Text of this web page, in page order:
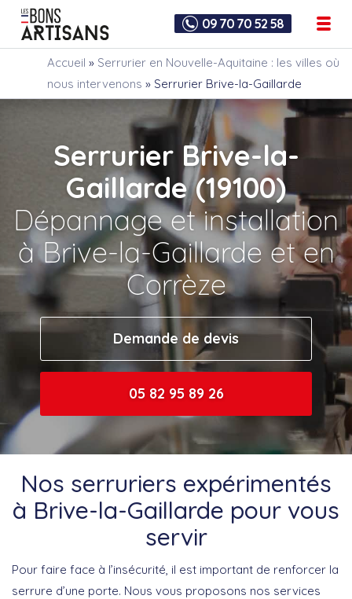
09 70 70 52 58
Accueil » Serrurier en Nouvelle-Aquitaine : les villes où
nous intervenons » Serrurier Brive-la-Gaillarde
Serrurier Brive-la-
Gaillarde (19100)
Dépannage et installation
à Brive-la-Gaillarde et en
Corrèze
Demande de devis
05 82 95 89 26
Nos serruriers expérimentés
à Brive-la-Gaillarde pour vous
servir
Pour faire face à l’insécurité, il est important de renforcer la
serrure d’une porte. Nous vous proposons nos services